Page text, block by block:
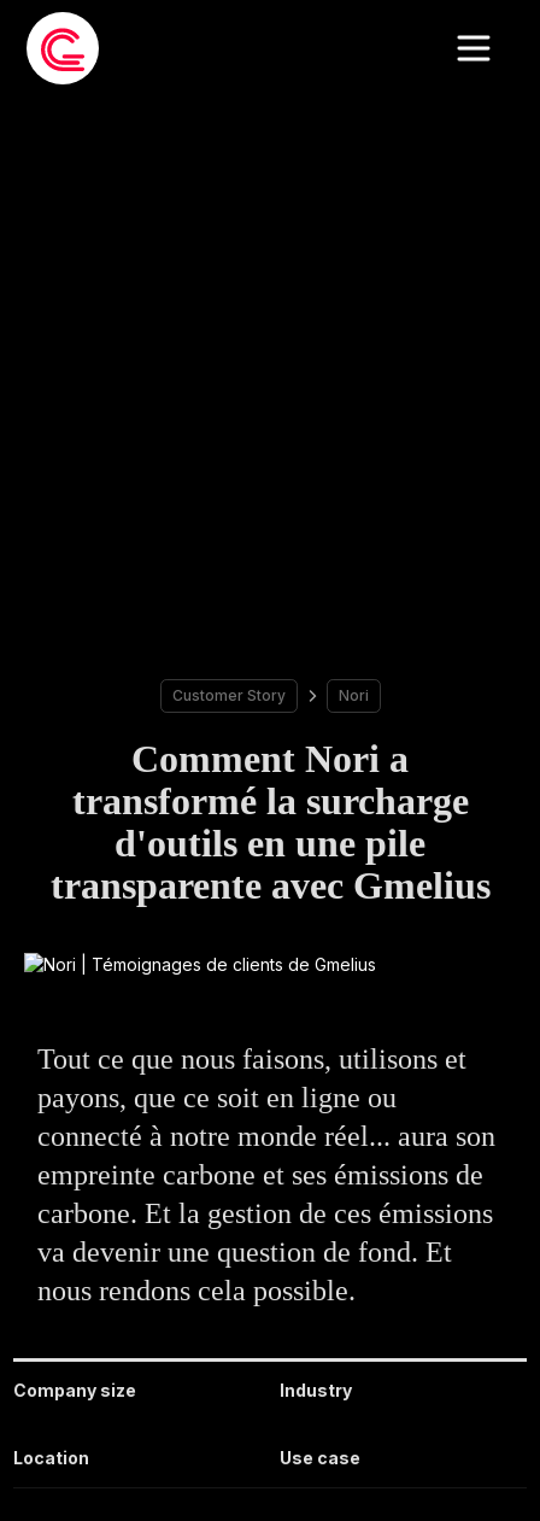
Customer Story Nori
Comment Nori a
transformé la surcharge
d'outils en une pile
transparente avec Gmelius
Tout ce que nous faisons, utilisons et
payons, que ce soit en ligne ou
connecté à notre monde réel... aura son
empreinte carbone et ses émissions de
carbone. Et la gestion de ces émissions
va devenir une question de fond. Et
nous rendons cela possible.
Company size Industry
Location Use case